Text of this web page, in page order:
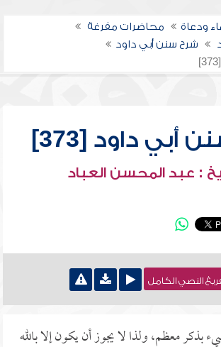
ودعاة
محاضرات مفرغة
شرح سنن أبي داود
أبي داود [373]
: عبد المحسن العباد
النصي الكامل
بذكر معظم، ولذا لا يجوز أن يكون إلا بالله